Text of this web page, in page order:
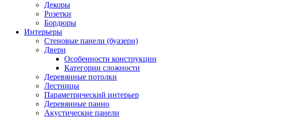
Декоры
Розетки
Бордюры
Интерьеры
Стеновые панели (буазери)
Двери
Особенности конструкции
Категории сложности
Деревянные потолки
Лестницы
Параметрический интерьер
Деревянные панно
Акустические панели